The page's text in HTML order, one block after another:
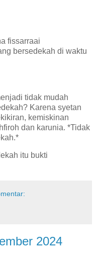
fissarraai
bersedekah di waktu
tidak mudah
Karena syetan
kemiskinan
dan karunia. *Tidak
itu bukti
2024